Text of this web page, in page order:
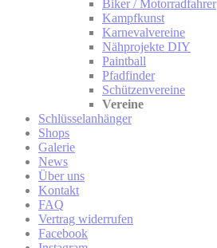
Biker / Motorradfahrer
Kampfkunst
Karnevalvereine
Nähprojekte DIY
Paintball
Pfadfinder
Schützenvereine
Vereine
Schlüsselanhänger
Shops
Galerie
News
Über uns
Kontakt
FAQ
Vertrag widerrufen
Facebook